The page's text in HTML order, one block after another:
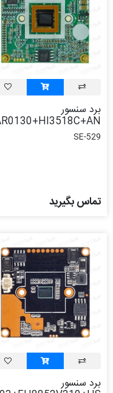
برد سنسور
AR0130+HI3518C+AN
SE-529
تماس بگیرید
برد سنسور